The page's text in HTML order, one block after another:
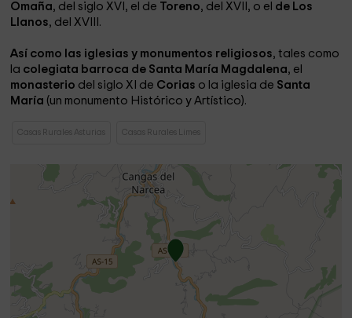
Omaña, del siglo XVI, el de Toreno, del XVII, o el de Los
Llanos, del XVIII.
Así como las iglesias y monumentos religiosos, tales como
la colegiata barroca de Santa María Magdalena, el
monasterio del siglo XI de Corias o la iglesia de Santa
María (un monumento Histórico y Artístico).
Casas Rurales Asturias Casas Rurales Limes